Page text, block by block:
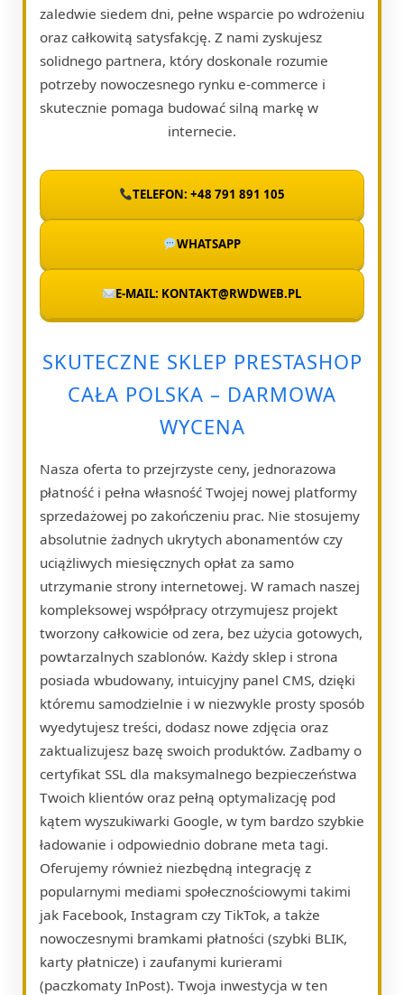
zaledwie siedem dni, pełne wsparcie po wdrożeniu
oraz całkowitą satysfakcję. Z nami zyskujesz
solidnego partnera, który doskonale rozumie
potrzeby nowoczesnego rynku e-commerce i
skutecznie pomaga budować silną markę w
internecie.
TELEFON: +48 791 891 105
WHATSAPP
E-MAIL: KONTAKT@RWDWEB.PL
SKUTECZNE SKLEP PRESTASHOP
CAŁA POLSKA – DARMOWA
WYCENA
Nasza oferta to przejrzyste ceny, jednorazowa
płatność i pełna własność Twojej nowej platformy
sprzedażowej po zakończeniu prac. Nie stosujemy
absolutnie żadnych ukrytych abonamentów czy
uciążliwych miesięcznych opłat za samo
utrzymanie strony internetowej. W ramach naszej
kompleksowej współpracy otrzymujesz projekt
tworzony całkowicie od zera, bez użycia gotowych,
powtarzalnych szablonów. Każdy sklep i strona
posiada wbudowany, intuicyjny panel CMS, dzięki
któremu samodzielnie i w niezwykle prosty sposób
wyedytujesz treści, dodasz nowe zdjęcia oraz
zaktualizujesz bazę swoich produktów. Zadbamy o
certyfikat SSL dla maksymalnego bezpieczeństwa
Twoich klientów oraz pełną optymalizację pod
kątem wyszukiwarki Google, w tym bardzo szybkie
ładowanie i odpowiednio dobrane meta tagi.
Oferujemy również niezbędną integrację z
popularnymi mediami społecznościowymi takimi
jak Facebook, Instagram czy TikTok, a także
nowoczesnymi bramkami płatności (szybki BLIK,
karty płatnicze) i zaufanymi kurierami
(paczkomaty InPost). Twoja inwestycja w ten